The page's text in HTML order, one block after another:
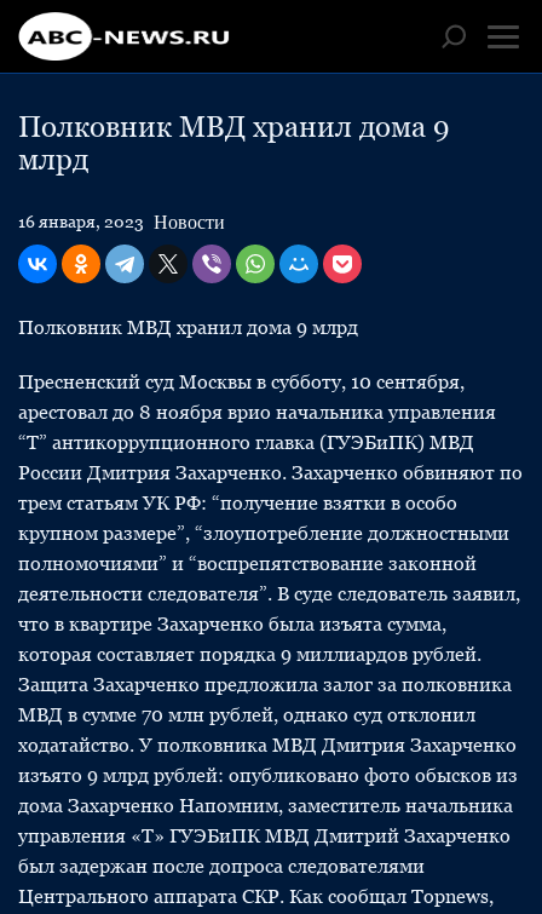
Полковник МВД хранил дома 9
млрд
16 января, 2023 Новости
Полковник МВД хранил дома 9 млрд
Пресненский суд Москвы в субботу, 10 сентября,
арестовал до 8 ноября врио начальника управления
“Т” антикоррупционного главка (ГУЭБиПК) МВД
России Дмитрия Захарченко. Захарченко обвиняют по
трем статьям УК РФ: “получение взятки в особо
крупном размере”, “злоупотребление должностными
полномочиями” и “воспрепятствование законной
деятельности следователя”. В суде следователь заявил,
что в квартире Захарченко была изъята сумма,
которая составляет порядка 9 миллиардов рублей.
Защита Захарченко предложила залог за полковника
МВД в сумме 70 млн рублей, однако суд отклонил
ходатайство. У полковника МВД Дмитрия Захарченко
изъято 9 млрд рублей: опубликовано фото обысков из
дома Захарченко Напомним, заместитель начальника
управления «Т» ГУЭБиПК МВД Дмитрий Захарченко
был задержан после допроса следователями
Центрального аппарата СКР. Как сообщал Topnews,